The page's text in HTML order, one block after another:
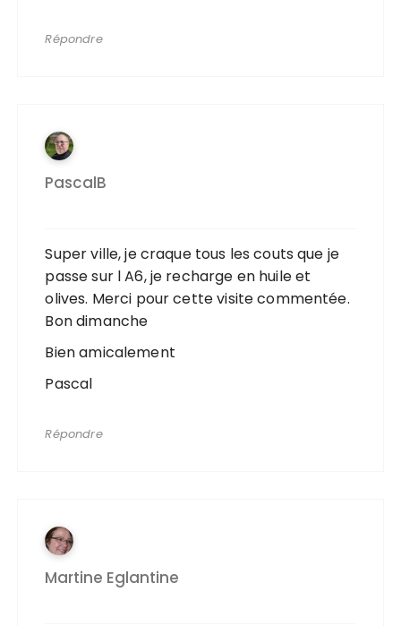
Répondre
PascalB
Super ville, je craque tous les couts que je
passe sur l A6, je recharge en huile et
olives. Merci pour cette visite commentée.
Bon dimanche
Bien amicalement
Pascal
Répondre
Martine Eglantine